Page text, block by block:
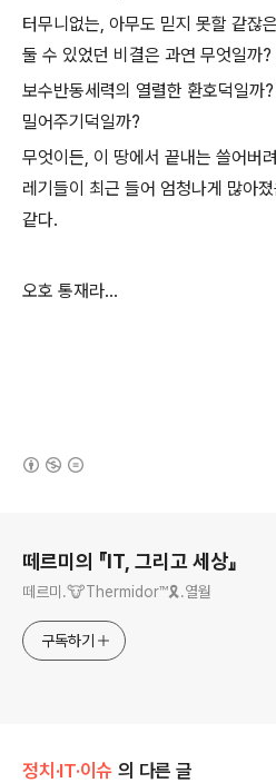
터무니없는, 아무도 믿지 못할 같잖
둘 수 있었던 비결은 과연 무엇일까?
보수반동세력의 열렬한 환호덕일까
밀어주기덕일까?
무엇이든, 이 땅에서 끝내는 쓸어버
레기들이 최근 들어 엄청나게 많아
같다.
오호 통재라...
떼르미의 『IT, 그리고 세상』
떼르미.🐮Thermidor™🎗️.열월
구독하기
정치·IT·이슈 의 다른 글